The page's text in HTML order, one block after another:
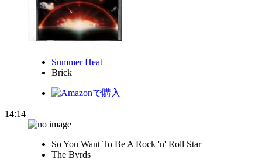
Summer Heat
Brick
14:14
So You Want To Be A Rock 'n' Roll Star
The Byrds